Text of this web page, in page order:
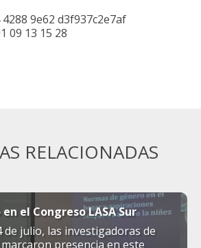
RELACIONADAS
el Congreso LASA Sur
de julio, las investigadoras de
presencia en este